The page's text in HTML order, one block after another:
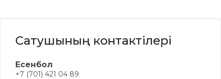
Сатушының контактілері
Есенбол
+7 (701) 421 04 89